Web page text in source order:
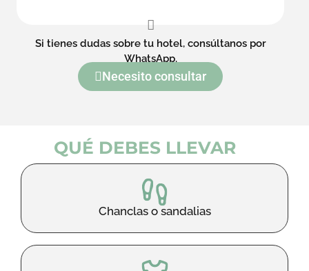
Si tienes dudas sobre tu hotel, consúltanos por
WhatsApp.
Necesito consultar
QUÉ DEBES LLEVAR
Chanclas o sandalias